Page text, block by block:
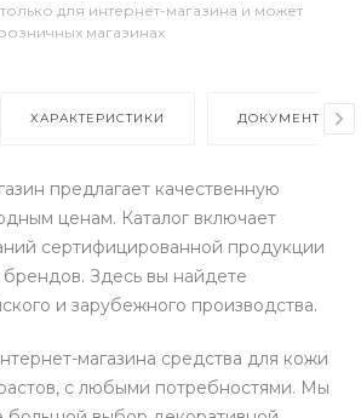
для интернет-магазина и может
магазинах
ХАРАКТЕРИСТИКИ ДОКУМЕНТЫ
предлагает качественную
ценам. Каталог включает
сертифицированной продукции
Здесь вы найдете
и зарубежного производства.
магазина средства для кожи
с любыми потребностями. Мы